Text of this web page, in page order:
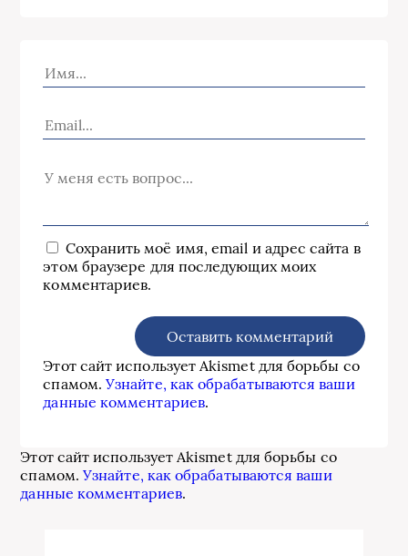
Сохранить моё имя, email и адрес сайта в
этом браузере для последующих моих
комментариев.
Этот сайт использует Akismet для борьбы со
спамом.Узнайте, как обрабатываются ваши
данные комментариев.
Этот сайт использует Akismet для борьбы со
спамом.Узнайте, как обрабатываются ваши
данные комментариев.